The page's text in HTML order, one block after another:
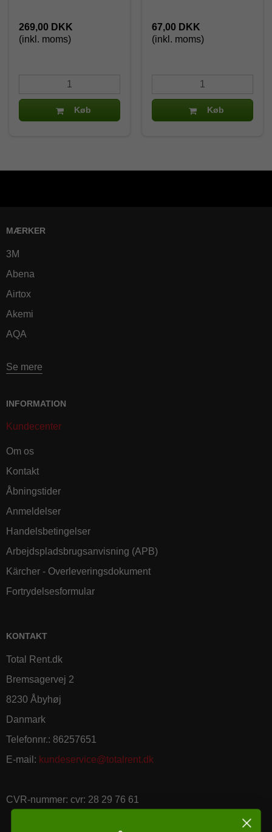
269,00 DKK
(inkl. moms)
Køb
67,00 DKK
(inkl. moms)
Køb
MÆRKER
3M
Abena
Airtox
Akemi
AQA
Se mere
INFORMATION
Kundecenter
Om os
Kontakt
Åbningstider
Anmeldelser
Handelsbetingelser
Arbejdspladsbrugsanvisning (APB)
Kärcher - Overleveringsdokument
Fortrydelsesformular
KONTAKT
Total Rent.dk
Bremsagervej 2
8230 Åbyhøj
Danmark
Telefonnr.: 86257651
E-mail : kundeservice@totalrent.dk
CVR-nummer: cvr: 28 29 76 61